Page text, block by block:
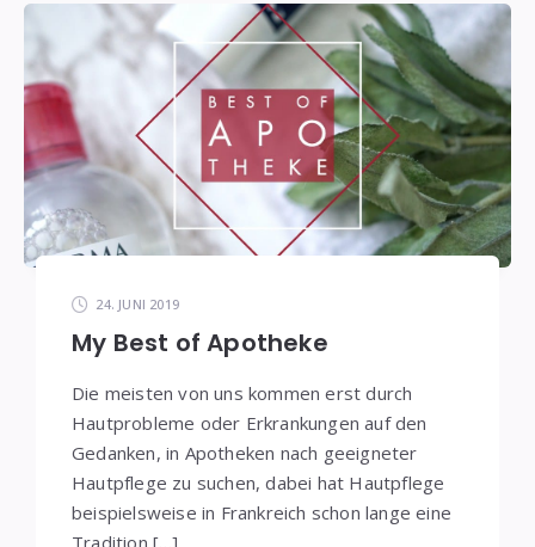
24. JUNI 2019
My Best of Apotheke
Die meisten von uns kommen erst durch
Hautprobleme oder Erkrankungen auf den
Gedanken, in Apotheken nach geeigneter
Hautpflege zu suchen, dabei hat Hautpflege
beispielsweise in Frankreich schon lange eine
Tradition […]